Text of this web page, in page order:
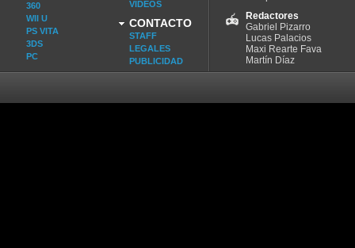
360
WII U
PS VITA
3DS
PC
VIDEOS
CONTACTO
STAFF
LEGALES
PUBLICIDAD
Redactores
Gabriel Pizarro
Lucas Palacios
Maxi Rearte Fava
Martín Díaz